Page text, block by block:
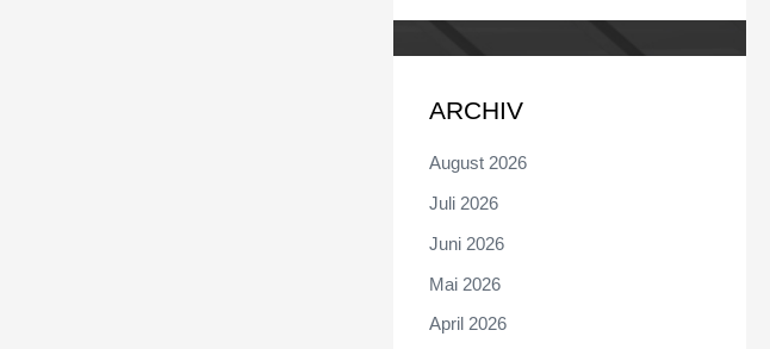
ARCHIV
August 2026
Juli 2026
Juni 2026
Mai 2026
April 2026